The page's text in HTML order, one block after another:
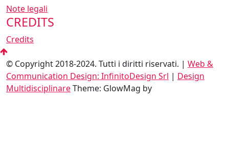
Note legali
CREDITS
Credits
© Copyright 2018-2024. Tutti i diritti riservati. | Web &
Communication Design: InfinitoDesign Srl | Design
MultidisciplinareTheme: GlowMag by